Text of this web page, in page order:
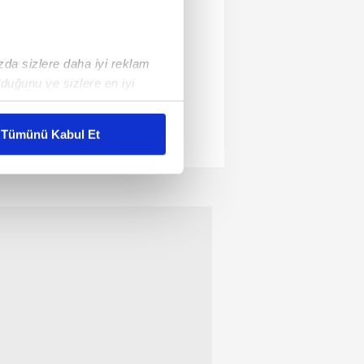
sizlere daha iyi reklam
ve sizlere en iyi
karşılamak
Tümünü Kabul Et